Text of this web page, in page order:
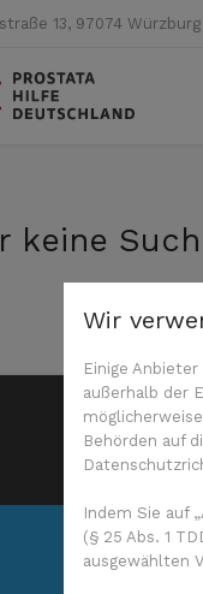
13, 97074 Würzburg
keine
©
Wir
Einige
außerhalb der
Behörden auf
Indem Sie auf
(§ 25 Abs. 1
ausgewählten